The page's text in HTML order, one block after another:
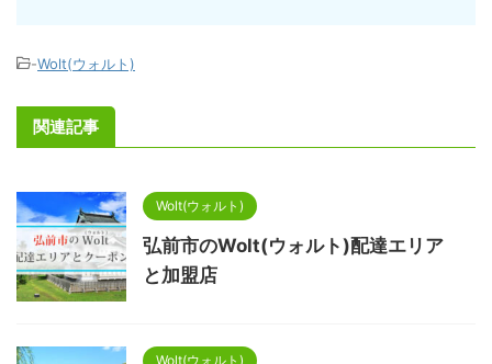
-Wolt(ウォルト)
関連記事
Wolt(ウォルト)
弘前市のWolt(ウォルト)配達エリア
と加盟店
Wolt(ウォルト)